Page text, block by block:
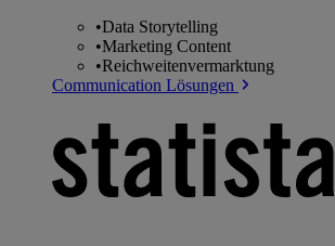
•Data Storytelling
•Marketing Content
•Reichweitenvermarktung
Communication Lösungen